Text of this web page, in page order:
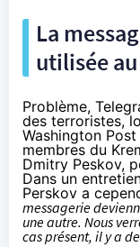
La
utilisée
Problème,
des terroristes,
Washington Post
membres du
Dmitry Peskov,
Dans un
Perskov a
messagerie
une autre. Nous
cas présent, il y a